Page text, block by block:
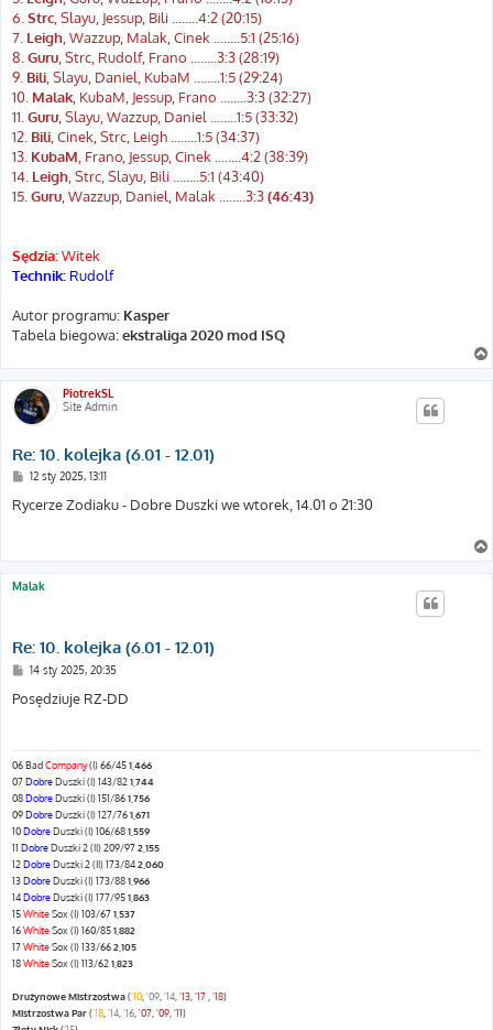
6. Strc , Slayu, Jessup, Bili ...…..4:2 (20:15)
7. Leigh , Wazzup, Malak, Cinek ...…..5:1 (25:16)
8. Guru , Strc, Rudolf, Frano ...…..3:3 (28:19)
9. Bili , Slayu, Daniel, KubaM ...…..1:5 (29:24)
10. Malak , KubaM, Jessup, Frano ...…..3:3 (32:27)
11. Guru , Slayu, Wazzup, Daniel ...…..1:5 (33:32)
12. Bili , Cinek, Strc, Leigh ...…..1:5 (34:37)
13. KubaM , Frano, Jessup, Cinek ...…..4:2 (38:39)
14. Leigh , Strc, Slayu, Bili ...…..5:1 (43:40)
15. Guru , Wazzup, Daniel, Malak ...…..3:3(46:43)
Sędzia:Witek
Technik: Rudolf
Autor programu: Kasper
Tabela biegowa:ekstraliga 2020 mod ISQ
PiotrekSL
Site Admin
Re: 10. kolejka (6.01 - 12.01)
P
s
t
12 sty 2025, 13:11
Rycerze Zodiaku - Dobre Duszki we wtorek, 14.01 o 21:30
Malak
Re: 10. kolejka (6.01 - 12.01)
P
s
t
14 sty 2025, 20:35
Posędziuje RZ-DD
06 BadCompany(I) 66/451,466
07DobreDuszki (I) 143/821,744
08DobreDuszki (I) 151/861,756
09DobreDuszki (I) 127/761,671
10DobreDuszki (I) 106/681,559
11 DobreDuszki 2 (II) 209/972,155
12DobreDuszki 2 (II) 173/842,060
13DobreDuszki (I) 173/881,966
14DobreDuszki (I) 177/951,863
15WhiteSox (I) 103/671,537
16WhiteSox (I) 160/851,882
17WhiteSox (I) 133/662,105
18WhiteSox (I) 113/621,823
Drużynowe Mistrzostwa('10 '09 '14 '13 '17 '18)
Mistrzostwa Par('18 '14 '16 '07 '09 '11)